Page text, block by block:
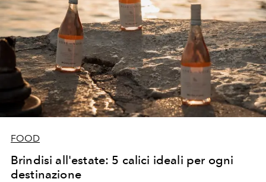
FOOD
Brindisi all'estate: 5 calici ideali per ogni
destinazione